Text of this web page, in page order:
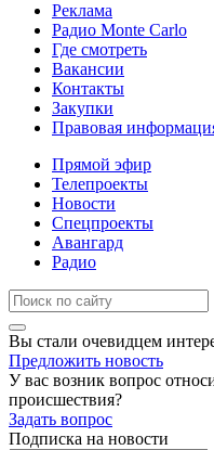
Реклама
Радио Monte Carlo
Где смотреть
Вакансии
Контакты
Закупки
Правовая
Прямой эфир
Телепроекты
Новости
Спецпроекты
Авангард
Радио
Вы стали очевидцем
Предложить новость
У вас возник вопрос
происшествия?
Задать вопрос
Подписка на новости